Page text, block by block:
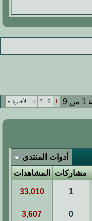
1
2
3
> الأخيرة »
أدوات المنتدى
مشاركات المشاهدات
1
33,010
0
3,607